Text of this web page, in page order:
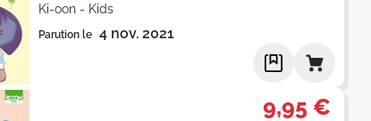
Ki-oon - Kids
Parution le 4 nov. 2021
9,95 €